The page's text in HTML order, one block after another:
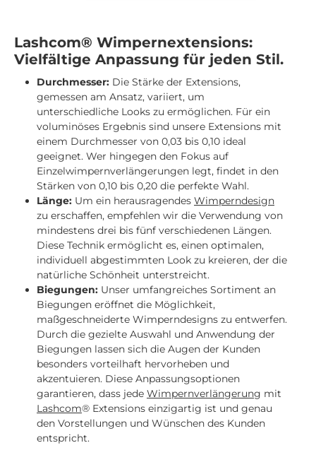
Lashcom® Wimpernextensions:
Vielfältige Anpassung für jeden Stil.
Durchmesser: Die Stärke der Extensions,
gemessen am Ansatz, variiert, um
unterschiedliche Looks zu ermöglichen. Für ein
voluminöses Ergebnis sind unsere Extensions mit
einem Durchmesser von 0,03 bis 0,10 ideal
geeignet. Wer hingegen den Fokus auf
Einzelwimpernverlängerungen legt, findet in den
Stärken von 0,10 bis 0,20 die perfekte Wahl.
Länge: Um ein herausragendes Wimperndesign
zu erschaffen, empfehlen wir die Verwendung von
mindestens drei bis fünf verschiedenen Längen.
Diese Technik ermöglicht es, einen optimalen,
individuell abgestimmten Look zu kreieren, der die
natürliche Schönheit unterstreicht.
Biegungen: Unser umfangreiches Sortiment an
Biegungen eröffnet die Möglichkeit,
maßgeschneiderte Wimperndesigns zu entwerfen.
Durch die gezielte Auswahl und Anwendung der
Biegungen lassen sich die Augen der Kunden
besonders vorteilhaft hervorheben und
akzentuieren. Diese Anpassungsoptionen
garantieren, dass jede Wimpernverlängerung mit
Lashcom® Extensions einzigartig ist und genau
den Vorstellungen und Wünschen des Kunden
entspricht.